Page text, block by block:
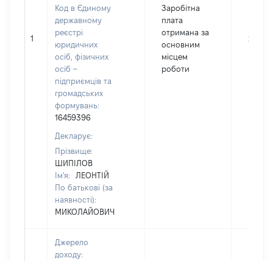
1
Код в Єдиному
державному
реєстрі
юридичних
осіб, фізичних
осіб –
підприємців та
громадських
формувань:
16459396
Декларує:
Прізвище:
ШИПІЛОВ
Ім'я:
ЛЕОНТІЙ
По батькові (за
наявності):
МИКОЛАЙОВИЧ
Заробітна
плата
отримана за
основним
місцем
роботи
202731
Джерело
доходу: